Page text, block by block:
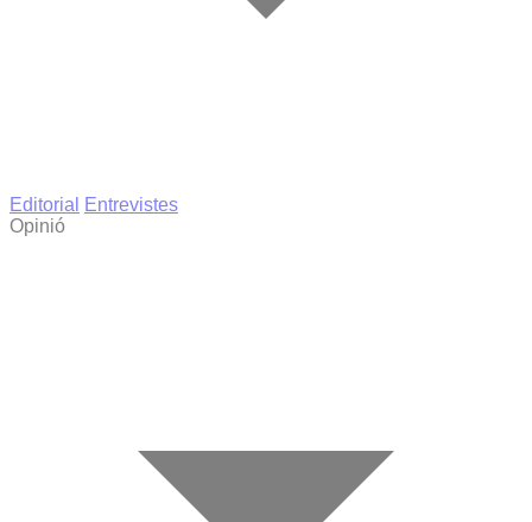
Editorial
Entrevistes
Opinió